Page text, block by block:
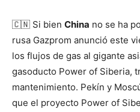
🇨🇳 Si bien China no se ha
rusa Gazprom anunció este
los flujos de gas al gigante
gasoducto Power of Siberia,
mantenimiento. Pekín y
que el proyecto Power of